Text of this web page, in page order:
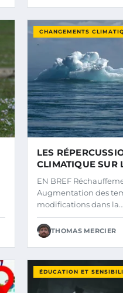
CHANGEMENTS
LES
CLIMATIQUE SUR
MARINS
EN BREF
Augmentation des
modifications dans la…
THOMAS MERCIER
ÉDUCATION ET